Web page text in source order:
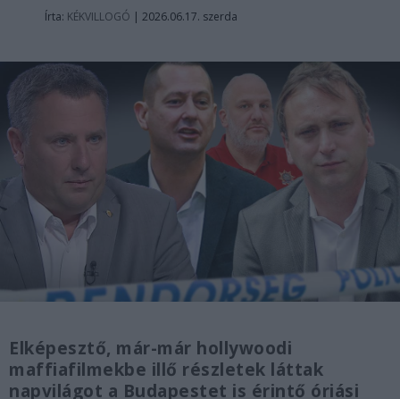
Írta: KÉKVILLOGÓ | 2026.06.17. szerda
Elképesztő, már-már hollywoodi
maffiafilmekbe illő részletek láttak
napvilágot a Budapestet is érintő óriási